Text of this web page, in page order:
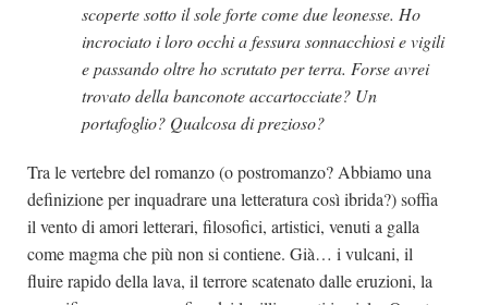
scoperte sotto il sole forte come due leonesse. Ho
incrociato i loro occhi a fessura sonnacchiosi e vigili
e passando oltre ho scrutato per terra. Forse avrei
trovato della banconote accartocciate? Un
portafoglio? Qualcosa di prezioso?
Tra le vertebre del romanzo (o postromanzo? Abbiamo una
definizione per inquadrare una letteratura così ibrida?) soffia
il vento di amori letterari, filosofici, artistici, venuti a galla
come magma che più non si contiene. Già… i vulcani, il
fluire rapido della lava, il terrore scatenato dalle eruzioni, la